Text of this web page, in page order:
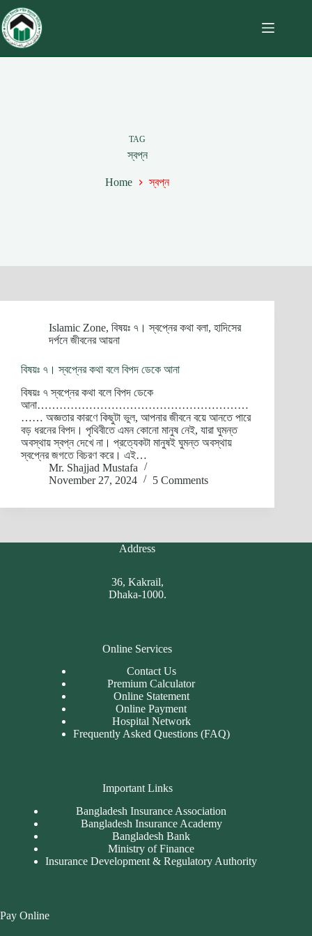
TAG
স্বপ্ন
Home স্বপ্ন
Islamic Zone, বিষয়ঃ ৭। স্বপ্নের কথা বলা, হাদিসের
দর্পনে জীবনের আয়না
বিষয়ঃ ৭। স্বপ্নের কথা বলে বিপদ ডেকে আনা
বিষয়ঃ ৭ স্বপ্নের কথা বলে বিপদ ডেকে
আনা…………………………………………………
…… অজ্ঞতার কারণে কিছুটা ভুল, আপনার জীবনে বয়ে আনতে পারে
বড় ধরনের বিপদ। পৃথিবীতে এমন কোনো মানুষ নেই, যারা ঘুমন্ত
অবস্থায় স্বপ্ন দেখে না। প্রত্যেকটা মানুষই ঘুমন্ত অবস্থায়
স্বপ্নের জগতে বিচরণ করে। এই…
Mr. Shajjad Mustafa
November 27, 2024
5 Comments
Address
36, Kakrail,
Dhaka-1000.
Online Services
Contact Us
Premium Calculator
Online Statement
Online Payment
Hospital Network
Frequently Asked Questions (FAQ)
Important Links
Bangladesh Insurance Association
Bangladesh Insurance Academy
Bangladesh Bank
Ministry of Finance
Insurance Development & Regulatory Authority
Pay Online